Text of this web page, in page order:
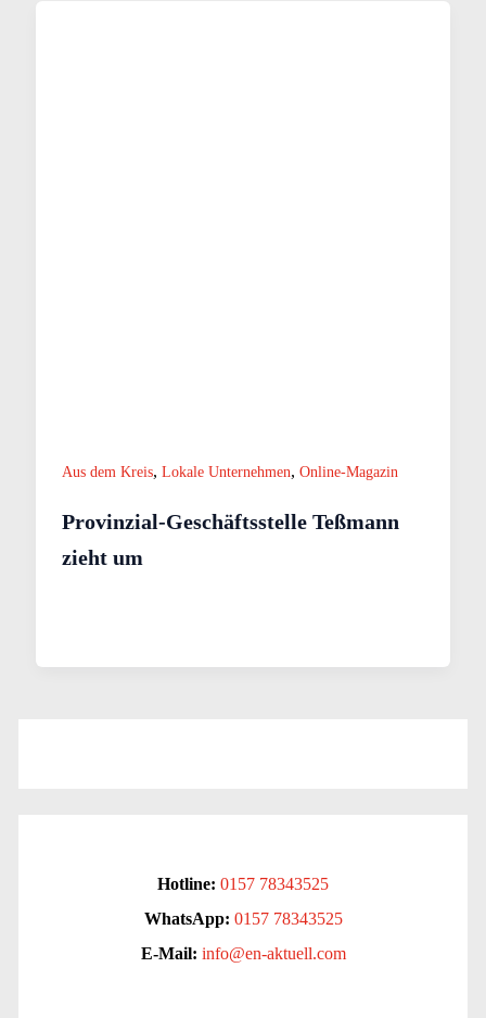
Aus dem Kreis, Lokale Unternehmen, Online-Magazin
Provinzial-Geschäftsstelle Teßmann
zieht um
Hotline: 0157 78343525
WhatsApp: 0157 78343525
E-Mail: info@en-aktuell.com